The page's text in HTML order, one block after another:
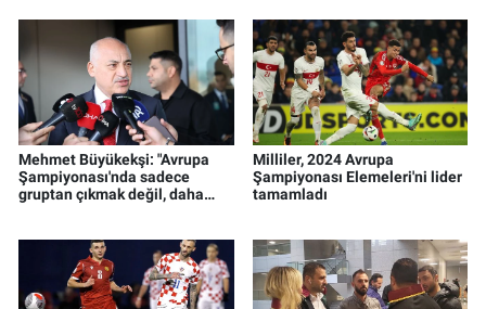
Mehmet Büyükekşi: "Avrupa
Şampiyonası'nda sadece
gruptan çıkmak değil, daha
Milliler, 2024 Avrupa
Şampiyonası Elemeleri'ni lider
tamamladı